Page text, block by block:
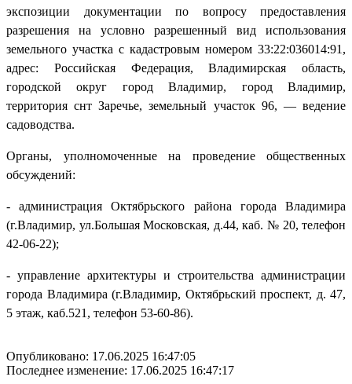
экспозиции документации по вопросу предоставления
разрешения на условно разрешенный вид использования
земельного участка с кадастровым номером 33:22:036014:91,
адрес: Российская Федерация, Владимирская область,
городской округ город Владимир, город Владимир,
территория снт Заречье, земельный участок 96, — ведение
садоводства.
Органы, уполномоченные на проведение общественных
обсуждений:
- администрация Октябрьского района города Владимира
(г.Владимир, ул.Большая Московская, д.44, каб. № 20, телефон
42-06-22);
- управление архитектуры и строительства администрации
города Владимира (г.Владимир, Октябрьский проспект, д. 47,
5 этаж, каб.521, телефон 53-60-86).
Опубликовано: 17.06.2025 16:47:05
Последнее изменение: 17.06.2025 16:47:17